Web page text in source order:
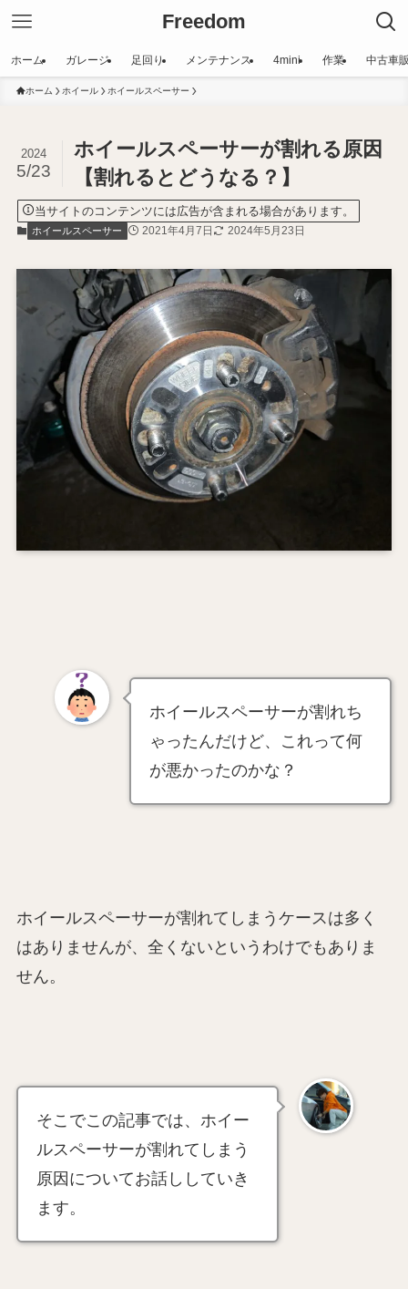
Freedom
ホーム ガレージ 足回り メンテナンス 4mini 作業 中古車
ホーム ホイール ホイールスペーサー
ホイールスペーサーが割れる原因
【割れるとどうなる？】
2024
5/23
当サイトのコンテンツには広告が含まれる場合があります。
ホイールスペーサー 2021年4月7日 2024年5月23日
ホイールスペーサーが割れち
ゃったんだけど、これって何
が悪かったのかな？
ホイールスペーサーが割れてしまうケースは多く
はありませんが、全くないというわけでもありま
せん。
そこでこの記事では、ホイー
ルスペーサーが割れてしまう
原因についてお話ししていき
ます。